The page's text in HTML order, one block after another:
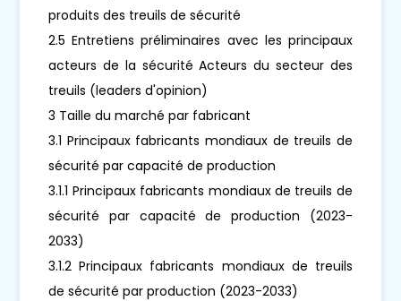
produits des treuils de sécurité
2.5 Entretiens préliminaires avec les principaux
acteurs de la sécurité Acteurs du secteur des
treuils (leaders d'opinion)
3 Taille du marché par fabricant
3.1 Principaux fabricants mondiaux de treuils de
sécurité par capacité de production
3.1.1 Principaux fabricants mondiaux de treuils de
sécurité par capacité de production (2023-
2033)
3.1.2 Principaux fabricants mondiaux de treuils
de sécurité par production (2023-2033)